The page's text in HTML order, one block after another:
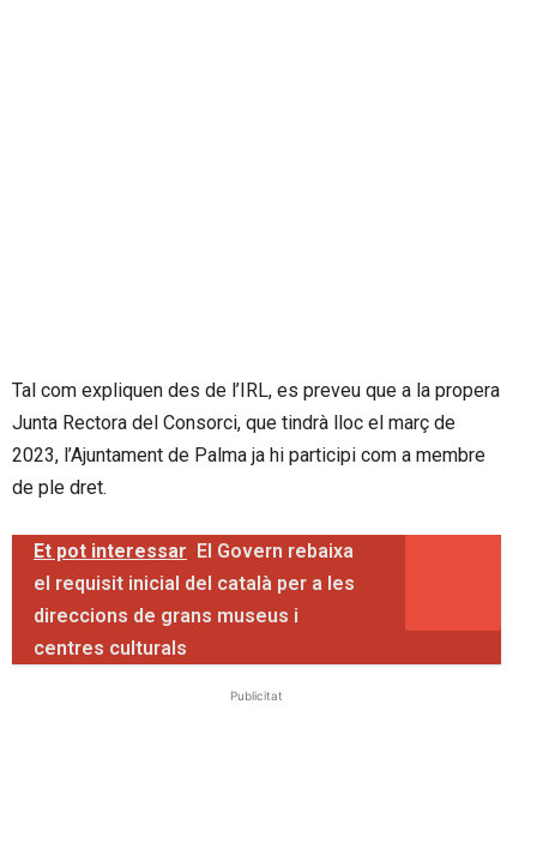
Tal com expliquen des de l’IRL, es preveu que a la propera
Junta Rectora del Consorci, que tindrà lloc el març de
2023, l’Ajuntament de Palma ja hi participi com a membre
de ple dret.
Et pot interessar El Govern rebaixa
el requisit inicial del català per a les
direccions de grans museus i
centres culturals
Publicitat